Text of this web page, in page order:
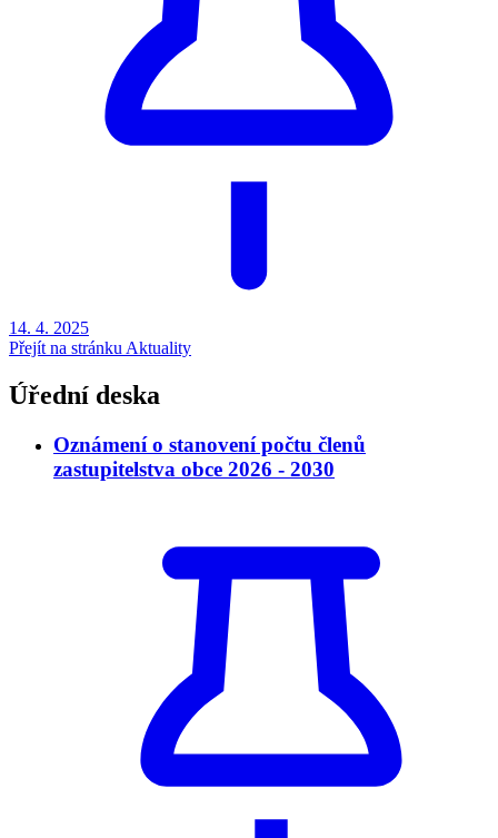
14. 4. 2025
Přejít na stránku Aktuality
Úřední deska
Oznámení o stanovení počtu členů
zastupitelstva obce 2026 - 2030